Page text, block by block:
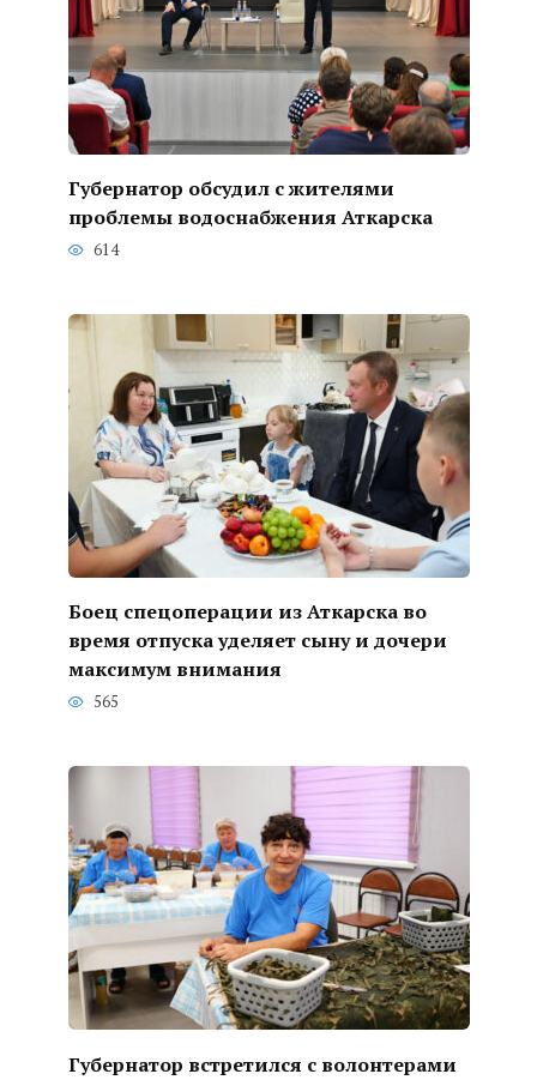
Губернатор обсудил с жителями
проблемы водоснабжения Аткарска
614
Боец спецоперации из Аткарска во
время отпуска уделяет сыну и дочери
максимум внимания
565
Губернатор встретился с волонтерами